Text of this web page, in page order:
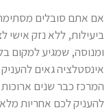
אם אתם סובלים
ביעילות, ללא נזק אישי
ומנוסה, שמגיע למקום
אינסטלציה גאים
המרכז כבר שנים
להעניק לכם אחריות מלאה וזמינות